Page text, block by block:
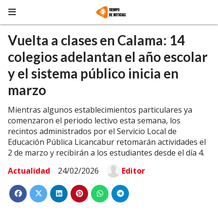
Vuelta a clases en Calama: 14
colegios adelantan el año escolar
y el sistema público inicia en
marzo
Mientras algunos establecimientos particulares ya
comenzaron el periodo lectivo esta semana, los
recintos administrados por el Servicio Local de
Educación Pública Licancabur retomarán actividades el
2 de marzo y recibirán a los estudiantes desde el día 4.
Actualidad
24/02/2026 Editor